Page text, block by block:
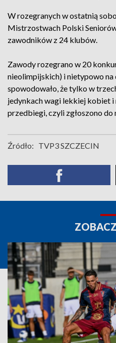
W rozegranych w ostatnią
Mistrzostwach Polski
zawodników z 24 klubów.
Zawody rozegrano w 20
nieolimpijskich) i nietypowo na
spowodowało, że tylko w
jedynkach wagi lekkiej kobiet i
przedbiegi, czyli zgłoszono do
Źródło: TVP3 SZCZECIN